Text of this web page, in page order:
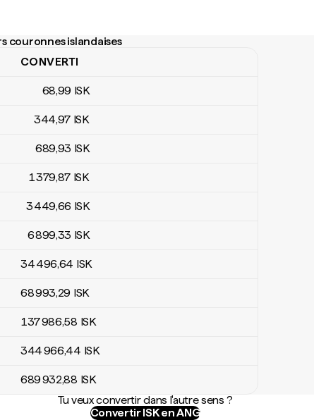
couronnes islandaises
islandaises
CONVERTI
68,99 ISK
344,97 ISK
689,93 ISK
1 379,87 ISK
3 449,66 ISK
6 899,33 ISK
34 496,64 ISK
68 993,29 ISK
137 986,58 ISK
344 966,44 ISK
689 932,88 ISK
Tu veux convertir dans l'autre sens ?
Convertir ISK en ANG